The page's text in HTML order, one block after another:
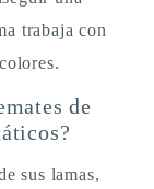
trabaja con
de
sus lamas,